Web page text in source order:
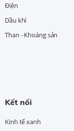
Điện
Dầu khí
Than - Khoáng sản
Kết nối
Kinh tế xanh